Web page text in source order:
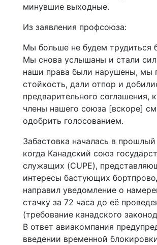
минувшие выходные.
Из заявления профсоюза:
Мы больше не будем трудиться
Мы снова услышаны и стали
наши права были нарушены, мы
стойкость, дали отпор и
предварительного соглашения,
члены нашего союза [вскоре]
одобрить голосованием.
Забастовка началась в прошлый
когда Канадский союз
служащих (CUPE),
интересы бастующих
направил уведомление о
стачку за 72 часа до её
(требование канадского
В ответ авиакомпания
введении временной